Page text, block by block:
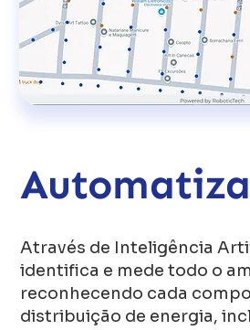
Através de Inteligência
identifica e mede todo o
reconhecendo cada
distribuição de energia,